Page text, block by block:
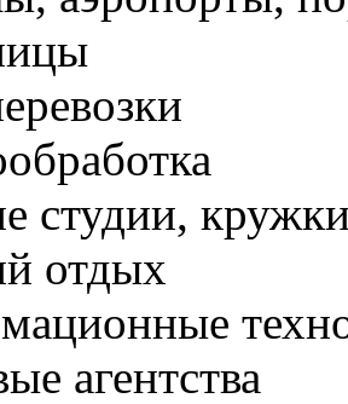
студии,
отдых
агентства